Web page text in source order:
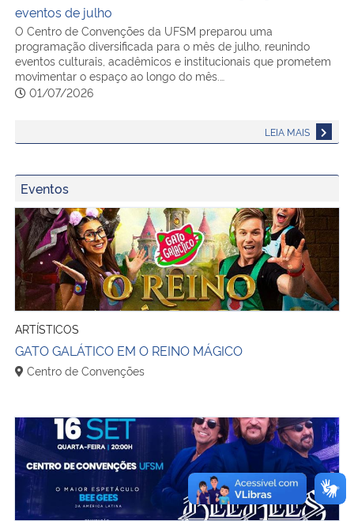
eventos de julho
O Centro de Convenções da UFSM preparou uma
programação diversificada para o mês de julho, reunindo
eventos culturais, acadêmicos e institucionais que prometem
movimentar o espaço ao longo do mês.…
01/07/2026
LEIA MAIS
Eventos
GATO GALÁTICO EM O REINO MÁGICO
ARTÍSTICOS
GATO GALÁTICO EM O REINO MÁGICO
Centro de Convenções
BEE GEES ALIVE 2026